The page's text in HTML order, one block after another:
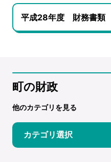
平成28年度 財務書類
町の財政
他のカテゴリを見る
カテゴリ選択